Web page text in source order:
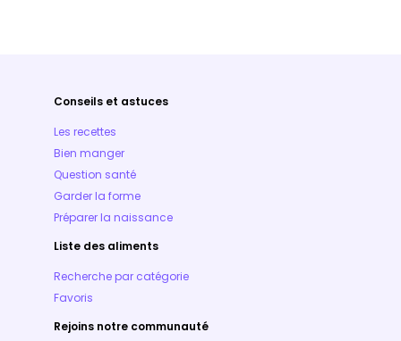
Conseils et astuces
Les recettes
Bien manger
Question santé
Garder la forme
Préparer la naissance
Liste des aliments
Recherche par catégorie
Favoris
Rejoins notre communauté